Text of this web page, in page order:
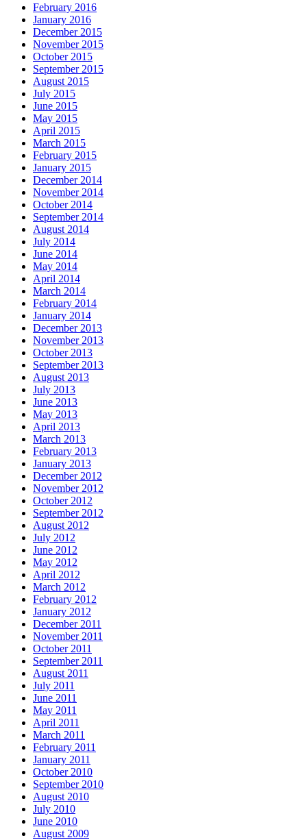
February 2016
January 2016
December 2015
November 2015
October 2015
September 2015
August 2015
July 2015
June 2015
May 2015
April 2015
March 2015
February 2015
January 2015
December 2014
November 2014
October 2014
September 2014
August 2014
July 2014
June 2014
May 2014
April 2014
March 2014
February 2014
January 2014
December 2013
November 2013
October 2013
September 2013
August 2013
July 2013
June 2013
May 2013
April 2013
March 2013
February 2013
January 2013
December 2012
November 2012
October 2012
September 2012
August 2012
July 2012
June 2012
May 2012
April 2012
March 2012
February 2012
January 2012
December 2011
November 2011
October 2011
September 2011
August 2011
July 2011
June 2011
May 2011
April 2011
March 2011
February 2011
January 2011
October 2010
September 2010
August 2010
July 2010
June 2010
August 2009